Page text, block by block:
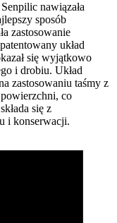
nawiązała
sposób
zastosowanie
układ
się wyjątkowo
i drobiu. Układ
zastosowaniu taśmy z
co
się z
i konserwacji.